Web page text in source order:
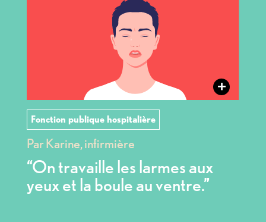
+
Fonction publique hospitalière
Par Karine, infirmière
“On travaille les larmes aux
yeux et la boule au ventre.”